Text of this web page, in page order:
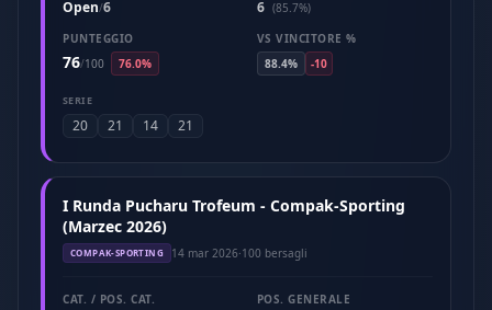
Open/6 6 (85.7%)
PUNTEGGIO
76/100 76.0%
VS VINCITORE %
88.4%
-10
SERIE
20 21 14 21
I Runda Pucharu Trofeum - Compak-Sporting
(Marzec 2026)
COMPAK-SPORTING 14 mar 2026·100 bersagli
CAT. / POS. CAT. POS. GENERALE